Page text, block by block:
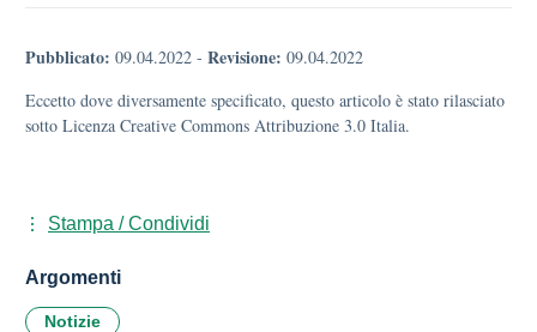
Pubblicato: 09.04.2022 - Revisione: 09.04.2022
Eccetto dove diversamente specificato, questo articolo è stato rilasciato
sotto Licenza Creative Commons Attribuzione 3.0 Italia.
Stampa / Condividi
Argomenti
Notizie